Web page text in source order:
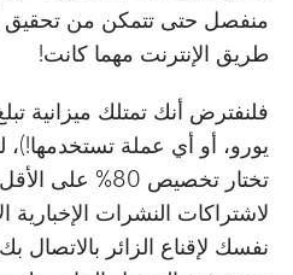
منفصل حتى تتمكن من تحقيق
طريق الإنترنت مهما كانت!
فلنفترض أنك تمتلك ميزانية
يورو، أو أي عملة تستخدمها!)،
تختار تخصيص 80%
لاشتراكات النشرات الإخبارية
نفسك لإقناع الزائر بالاتصال